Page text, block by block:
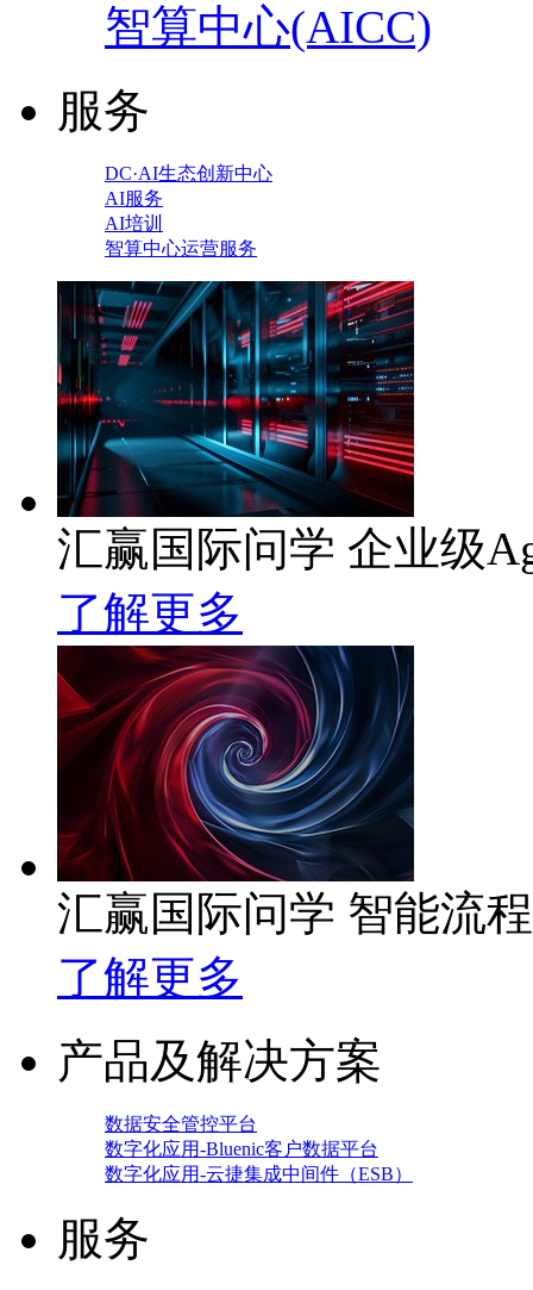
智算中心(AICC)
服务
DC·AI生态创新中心
AI服务
AI培训
智算中心运营服务
汇赢国际问学 企业级
了解更多
汇赢国际问学 智能流
了解更多
产品及解决方案
数据安全管控平台
数字化应用-Bluenic客户数据平台
数字化应用-云捷集成中间件（ESB）
服务